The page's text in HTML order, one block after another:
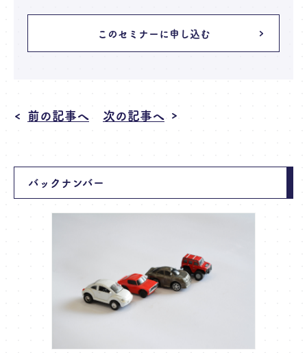
このセミナーに申し込む
前の記事へ 次の記事へ
バックナンバー